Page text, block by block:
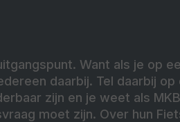
Want als je op
daarbij. Tel daarbij op
zijn en je weet als
moet zijn. Over hun